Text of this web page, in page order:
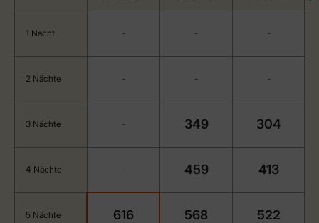
1 Nacht - - -
2 Nächte - - -
3 Nächte - 349 304
4 Nächte - 459 413
5 Nächte 616 568 522